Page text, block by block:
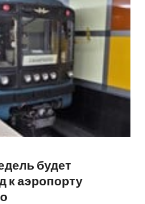
будет
к аэропорту